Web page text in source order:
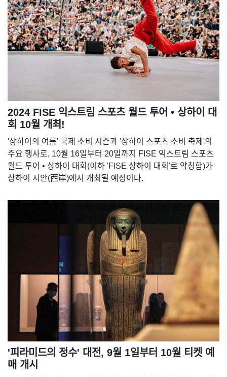
2024 FISE 익스트림 스포츠 월드 투어 • 상하이 대
회 10월 개최!
'상하이의 여름' 국제 소비 시즌과 '상하이 스포츠 소비 축제'의
주요 행사로, 10월 16일부터 20일까지 FISE 익스트림 스포츠
월드 투어 • 상하이 대회(이하 'FISE 상하이 대회'로 약칭함)가
상하이 시안(西岸)에서 개최될 예정이다.
'피라미드의 정수' 대전, 9월 1일부터 10월 티켓 예
매 개시